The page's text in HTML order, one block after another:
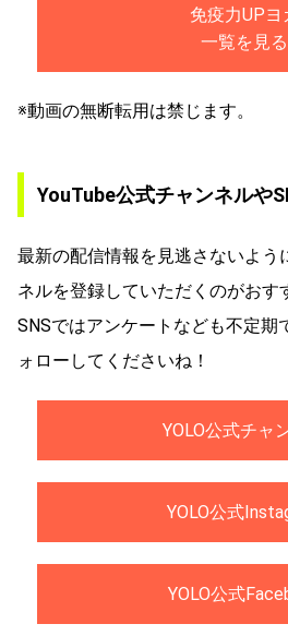
免疫力UPヨ
一覧を見る
※動画の無断転用は禁じます。
YouTube公式チャンネルや
最新の配信情報を見逃さないよう
ネルを登録していただくのがおす
SNSではアンケートなども不定期
ォローしてくださいね！
YOLO公式チャ
YOLO公式
YOLO公式